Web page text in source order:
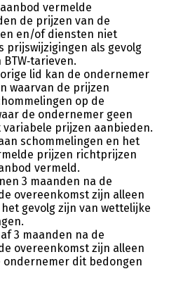
vermelde
de prijzen van de
en/of diensten niet
prijswijzigingen als gevolg
lid kan de ondernemer
waarvan de prijzen
op de
de ondernemer geen
prijzen aanbieden.
schommelingen en het
prijzen richtprijzen
vermeld.
3 maanden na de
overeenkomst zijn alleen
gevolg zijn van wettelijke
3 maanden na de
overeenkomst zijn alleen
dit bedongen